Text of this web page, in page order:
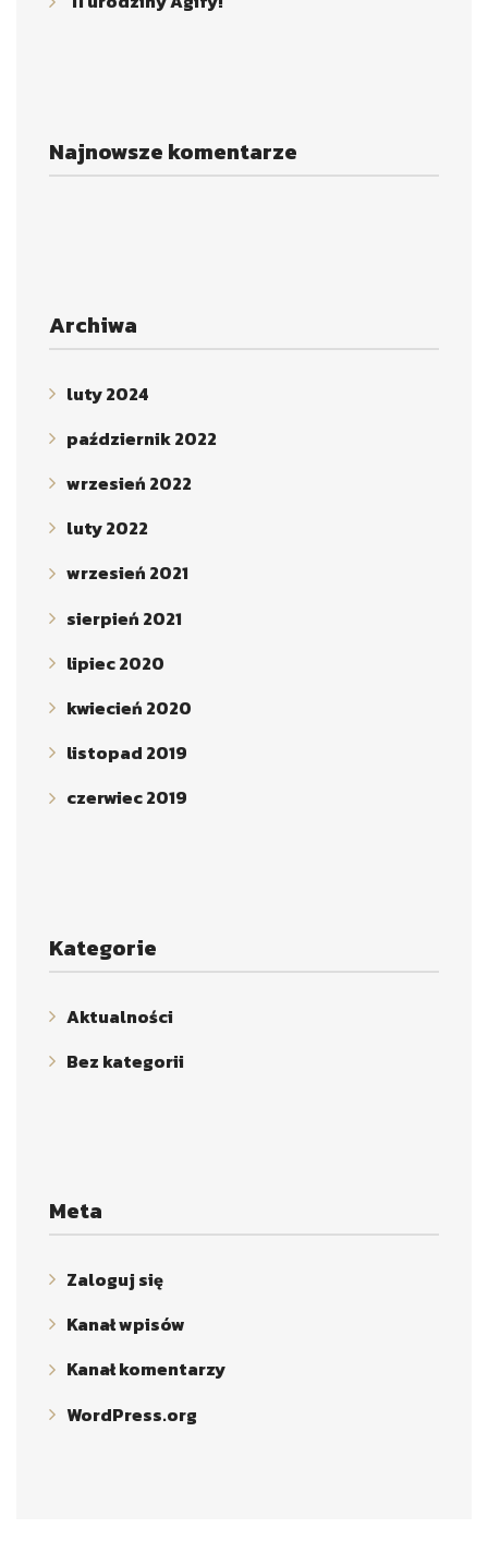
Najnowsze komentarze
Archiwa
luty 2024
październik 2022
wrzesień 2022
luty 2022
wrzesień 2021
sierpień 2021
lipiec 2020
kwiecień 2020
listopad 2019
czerwiec 2019
Kategorie
Aktualności
Bez kategorii
Meta
Zaloguj się
Kanał wpisów
Kanał komentarzy
WordPress.org